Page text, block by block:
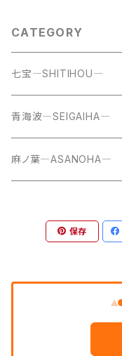
CATEGORY
七宝―SHITIHOU―
青海波―SEIGAIHA―
麻ノ葉―ASANOHA―
保存